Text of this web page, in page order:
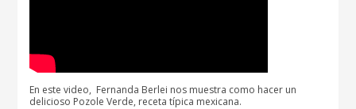
En este video, Fernanda Berlei nos muestra como hacer un
delicioso Pozole Verde, receta típica mexicana.